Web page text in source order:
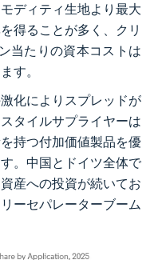
ディティ生地より最大
得ることが多く、クリ
当たりの資本コストは
す。
化によりスプレッドが
タイルサプライヤーは
持つ付加価値製品を優
。中国とドイツ全体で
産への投資が続いてお
ーセパレーターブーム